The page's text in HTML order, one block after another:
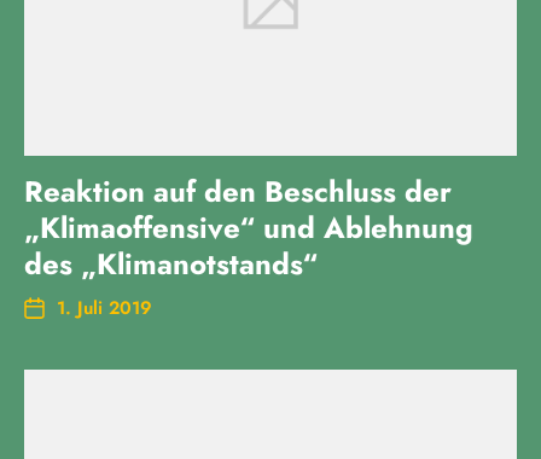
Reaktion auf den Beschluss der
„Klimaoffensive“ und Ablehnung
des „Klimanotstands“
1. Juli 2019